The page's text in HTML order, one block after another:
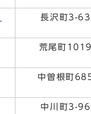
長沢町3-63
荒尾町1019
中曽根町
中川町3-96